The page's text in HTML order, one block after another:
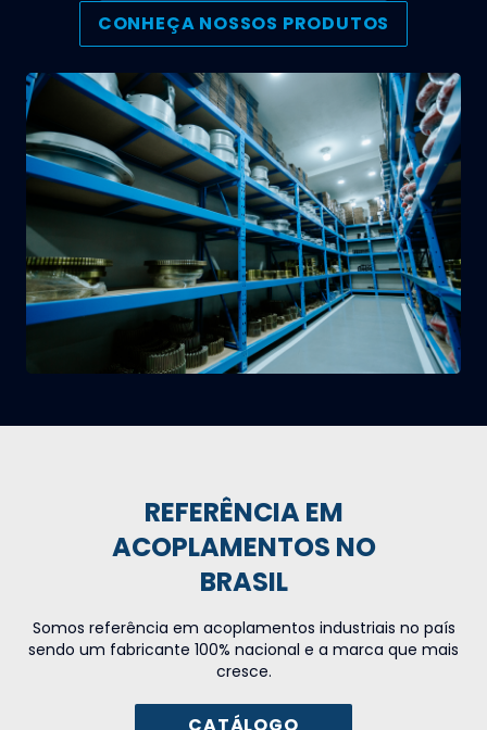
CONHEÇA NOSSOS PRODUTOS
REFERÊNCIA EM
ACOPLAMENTOS NO
BRASIL
Somos referência em acoplamentos industriais no país
sendo um fabricante 100% nacional e a marca que mais
cresce.
CATÁLOGO